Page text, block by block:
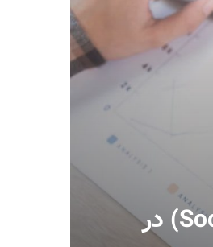
ترافیک رسانه‌های اجتماعی (Social Media Traffic) در